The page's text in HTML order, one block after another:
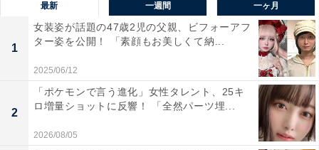
最新 一週間 一ヶ月
1
女装姿が話題の47歳2児の父親、ビフォーアフ
ター姿を公開！ 「素顔もお美しくて納...
2025/06/12
2
「ポケモンで言う進化」女性タレント、25キ
ロ増量ショットに反響！ 「全然パーツ埋...
2026/08/05